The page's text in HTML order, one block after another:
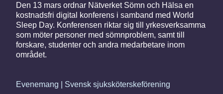
Den 13 mars ordnar Nätverket Sömn och Hälsa en
kostnadsfri digital konferens i samband med World
Sleep Day. Konferensen riktar sig till yrkesverksamma
som möter personer med sömnproblem, samt till
forskare, studenter och andra medarbetare inom
området.
Evenemang | Svensk sjuksköterskeförening